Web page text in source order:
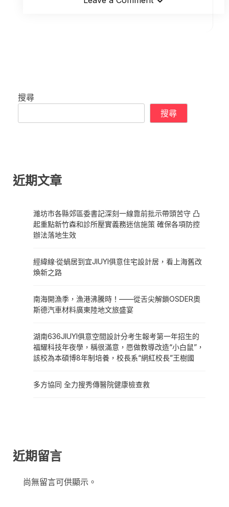
搜尋
搜尋
近期文章
濰坊市各縣郊區委書記深刻一線靠前批示帶頭苦守 凸
起重點新竹森和診所壓實義務迷信施策 確保各項防控
辦法落地生效
經緯線·從蝸居到宜JIUYI俱意住宅設計居，看上海舊改
煥新之路
南海開漁季，漁港沸騰時！——從舌尖解鎖OSDER奧
斯德汽車材料廣東陸地文旅盛宴
湖南636JIUYI俱意空間設計分考生報考第一年招生的
福耀科技年夜學，稱很滿意，愿做教導改造“小白鼠”，
該校為本碩博8年制培養，校長系“網紅校長”王樹國
多方協同 全力搜秀傳醫院健康檢查救
近期留言
尚無留言可供顯示。